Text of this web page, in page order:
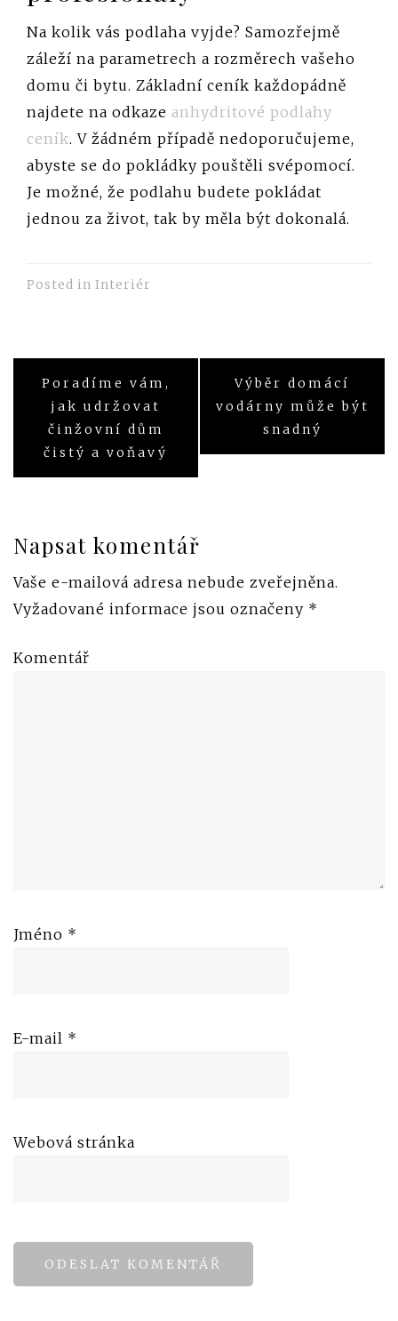
Na kolik vás podlaha vyjde? Samozřejmě
záleží na parametrech a rozměrech vašeho
domu či bytu. Základní ceník každopádně
najdete na odkaze anhydritové podlahy
ceník. V žádném případě nedoporučujeme,
abyste se do pokládky pouštěli svépomocí.
Je možné, že podlahu budete pokládat
jednou za život, tak by měla být dokonalá.
Posted in Interiér
Navigace
pro
příspěvek
Poradíme vám,
jak udržovat
činžovní dům
čistý a voňavý
Výběr domácí
vodárny může být
snadný
Napsat komentář
Vaše e-mailová adresa nebude zveřejněna.
Vyžadované informace jsou označeny *
Komentář
Jméno *
E-mail *
Webová stránka